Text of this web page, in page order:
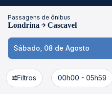
Passagens de ônibus
Londrina Cascavel
Sábado, 08 de Agosto
Filtros 00h00 - 05h59